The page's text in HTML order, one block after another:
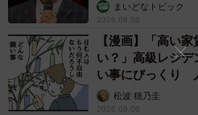
院に連れて行っていれば早く治
ってしっかり飲んで、今ではす
て、もちろんトイレも自分でで
さらに詳しい検査で、ちぃちゃ
まいどなトピック
2026.08.06
【漫画】「高い
い？」高級レジ
い事にびっくり
松波 穂乃圭
2026.08.06